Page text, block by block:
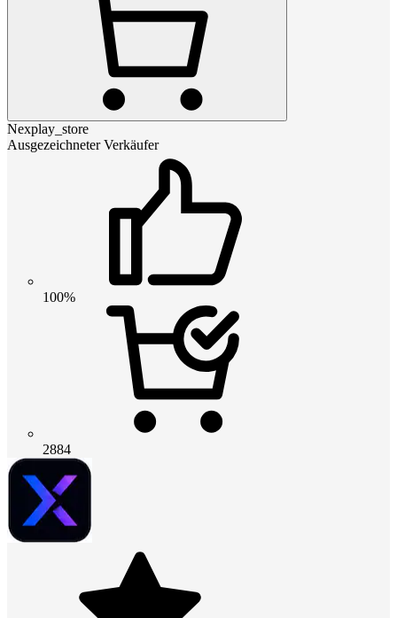
Nexplay_store
Ausgezeichneter Verkäufer
100%
2884